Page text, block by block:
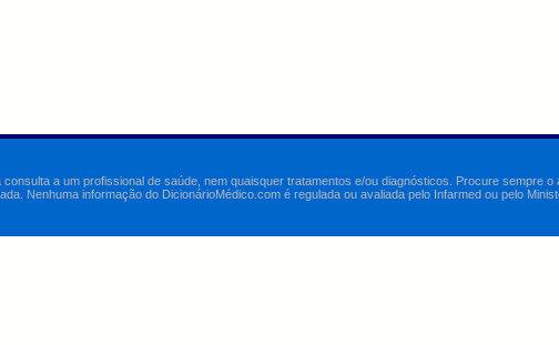
a um profissional de saúde, nem quaisquer tratamentos e/ou diagnósticos. Procure sempre
Nenhuma informação do DicionárioMédico.com é regulada ou avaliada pelo Infarmed ou pelo